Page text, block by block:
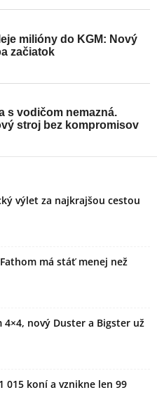
výlet za najkrajšou cestou
má stáť menej než
nový Duster a Bigster už
015 koní a vznikne len 99